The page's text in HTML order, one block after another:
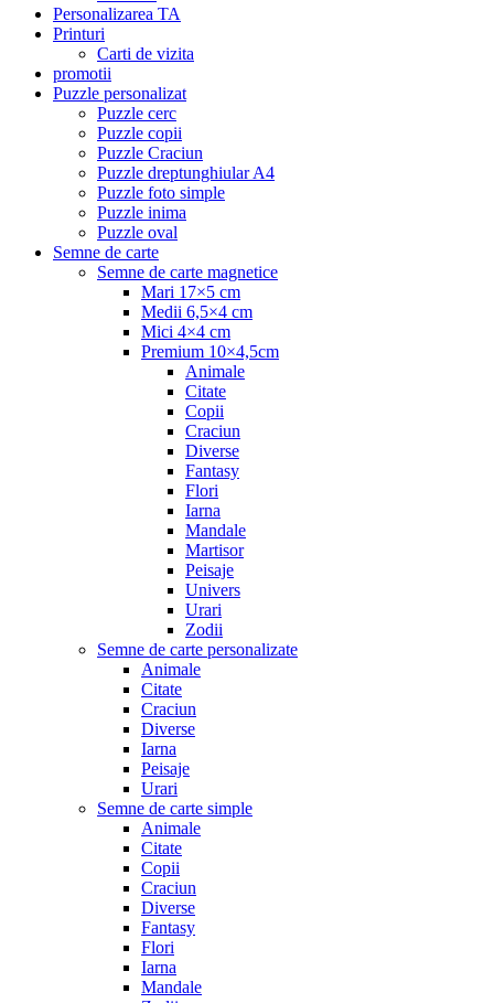
Personalizarea TA
Printuri
Carti de vizita
promotii
Puzzle personalizat
Puzzle cerc
Puzzle copii
Puzzle Craciun
Puzzle dreptunghiular A4
Puzzle foto simple
Puzzle inima
Puzzle oval
Semne de carte
Semne de carte magnetice
Mari 17×5 cm
Medii 6,5×4 cm
Mici 4×4 cm
Premium 10×4,5cm
Animale
Citate
Copii
Craciun
Diverse
Fantasy
Flori
Iarna
Mandale
Martisor
Peisaje
Univers
Urari
Zodii
Semne de carte personalizate
Animale
Citate
Craciun
Diverse
Iarna
Peisaje
Urari
Semne de carte simple
Animale
Citate
Copii
Craciun
Diverse
Fantasy
Flori
Iarna
Mandale